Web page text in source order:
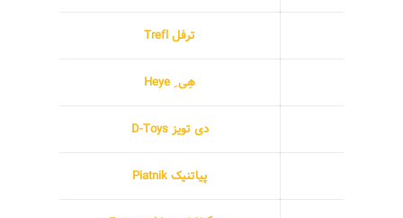
ترفل Trefl
هِی ِ Heye
دی تویز D-Toys
پیاتنیک Piatnik